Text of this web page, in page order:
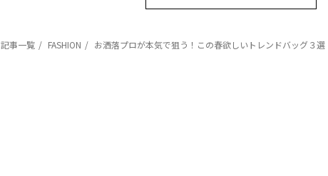
記事一覧 FASHION お洒落プロが本気で狙う！この春欲しいトレンドバッグ３選